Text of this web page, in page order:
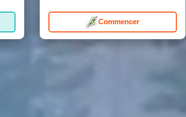
Commencer